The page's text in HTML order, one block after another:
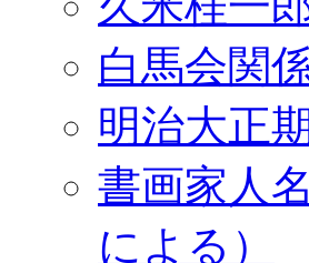
白馬会関
明治大正
書画家人
による）